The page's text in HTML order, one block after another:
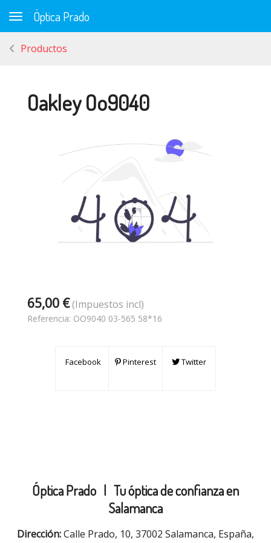
Toggle navigation
Óptica Prado
Productos
Oakley Oo9040
65,00 €(Impuestos incl)
Referencia: OO9040 03-565 58*16
Facebook Pinterest Twitter
Óptica Prado | Tu óptica de confianza en
Salamanca
Dirección:Calle Prado, 10, 37002 Salamanca, España,